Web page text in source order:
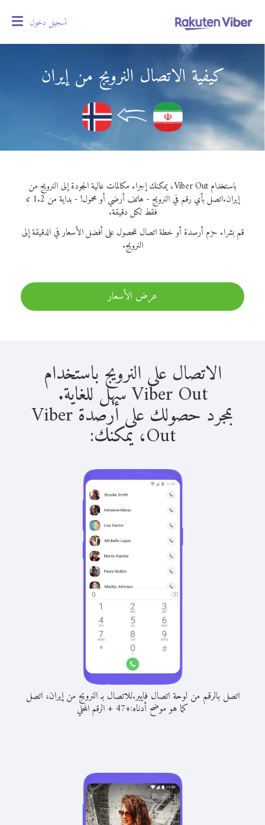
تسجيل دخول
كيفية الاتصال النرويج من إيران
باستخدام Viber Out، يمكنك إجراء مكالمات عالية الجودة إلى النرويج من
إيران.
اتصل بأي رقم في النرويج - هاتف أرضي أو محمول! - بداية من 1.2 ¢
فقط لكل دقيقة.
قم بشراء حزم أرصدة أو خطة اتصال للحصول على أفضل الأسعار في الدقيقة إلى
النرويج.
عرض الأسعار
الاتصال على النرويج باستخدام
Viber Out سهل للغاية.
بمجرد حصولك على أرصدة Viber
Out، يمكنك:
اتصل بالرقم من لوحة اتصال فايبر.للاتصال بـ النرويج من إيران، اتصل
كما هو موضح أدناه:+
47
+الرقم المحلي